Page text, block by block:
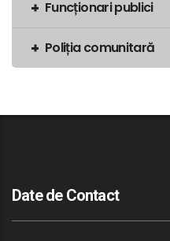
Funcționari publici
Poliția comunitară
Date de Contact